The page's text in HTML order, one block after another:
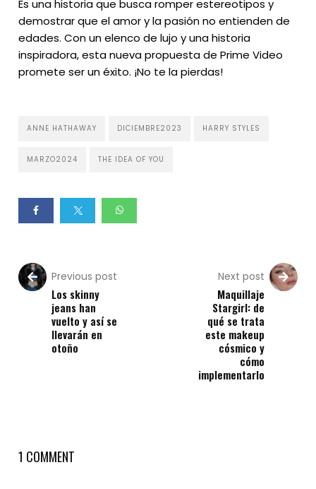
Es una historia que busca romper estereotipos y
demostrar que el amor y la pasión no entienden de
edades. Con un elenco de lujo y una historia
inspiradora, esta nueva propuesta de Prime Video
promete ser un éxito. ¡No te la pierdas!
ANNE HATHAWAY DICIEMBRE2023 HARRY STYLES
MARZO2024 THE IDEA OF YOU
Previous post
Los skinny
jeans han
vuelto y así se
llevarán en
otoño
Next post
Maquillaje
Stargirl: de
qué se trata
este makeup
cósmico y
cómo
implementarlo
1 COMMENT